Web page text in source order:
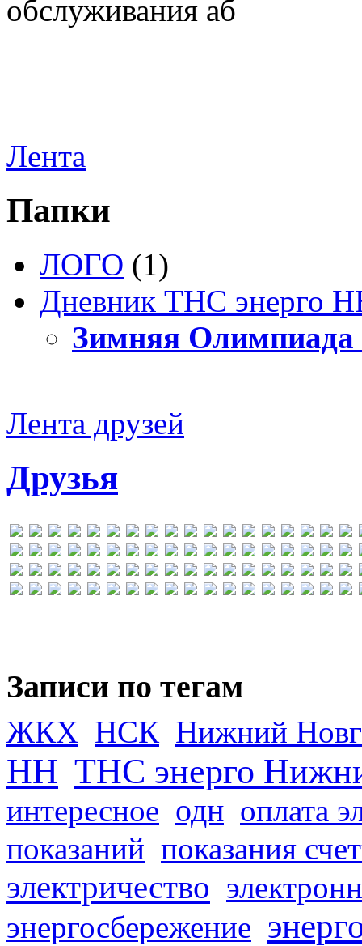
обслуживания аб
Лента
Папки
ЛОГО (1)
Дневник ТНС энерго
Зимняя
Лента друзей
Друзья
Записи по тегам
ЖКХ НСК Нижний
НН ТНС энерго
интересное одн оплата
показаний показания
электричество
энергосбережение